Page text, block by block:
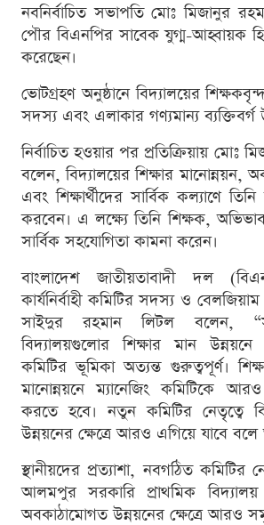
নবনির্বাচিত সভাপতি মোঃ মিজানুর
পৌর বিএনপির সাবেক যুগ্ম-আহ্বায়ক
করেছেন।
ভোটগ্রহণ অনুষ্ঠানে বিদ্যালয়ের
সদস্য এবং এলাকার গণ্যমান্য ব্যক্তিবর্গ
নির্বাচিত হওয়ার পর প্রতিক্রিয়ায় মোঃ
বলেন, বিদ্যালয়ের শিক্ষার মানোন্নয়ন,
এবং শিক্ষার্থীদের সার্বিক কল্যাণে
করবেন। এ লক্ষ্যে তিনি শিক্ষক,
সার্বিক সহযোগিতা কামনা করেন।
বাংলাদেশ জাতীয়তাবাদী দল
কার্যনির্বাহী কমিটির সদস্য ও
সাইদুর রহমান লিটল বলেন,
বিদ্যালয়গুলোর শিক্ষার মান উন্নয়নে
কমিটির ভূমিকা অত্যন্ত গুরুত্বপূর্ণ।
মানোন্নয়নে ম্যানেজিং কমিটিকে
করতে হবে। নতুন কমিটির নেতৃত্বে
উন্নয়নের ক্ষেত্রে আরও এগিয়ে যাবে বলে
স্থানীয়দের প্রত্যাশা, নবগঠিত কমিটির
আলমপুর সরকারি প্রাথমিক
অবকাঠামোগত উন্নয়নের ক্ষেত্রে আরও